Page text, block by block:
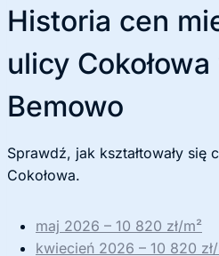
Historia cen
ulicy
Bemowo
Sprawdź, jak kształtowały się
Cokołowa.
maj 2026 – 10 820 zł/m²
kwiecień 2026 – 10 820